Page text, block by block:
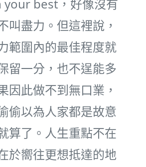
best，好像沒有
叫盡力。但這裡說，
範圍內的最佳程度就
留一分，也不逞能多
因此做不到無口業，
偷以為人家都是故意
算了。人生重點不在
於嚮往更想抵達的地